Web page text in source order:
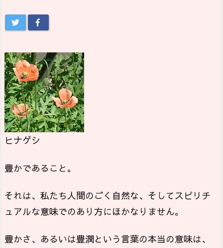
ヒナゲシ
豊かであること。
それは、私たち人間のごく自然な、そしてスピリチ
ュアルな意味でのあり方にほかなりません。
豊かさ、あるいは豊潤という言葉の本当の意味は、